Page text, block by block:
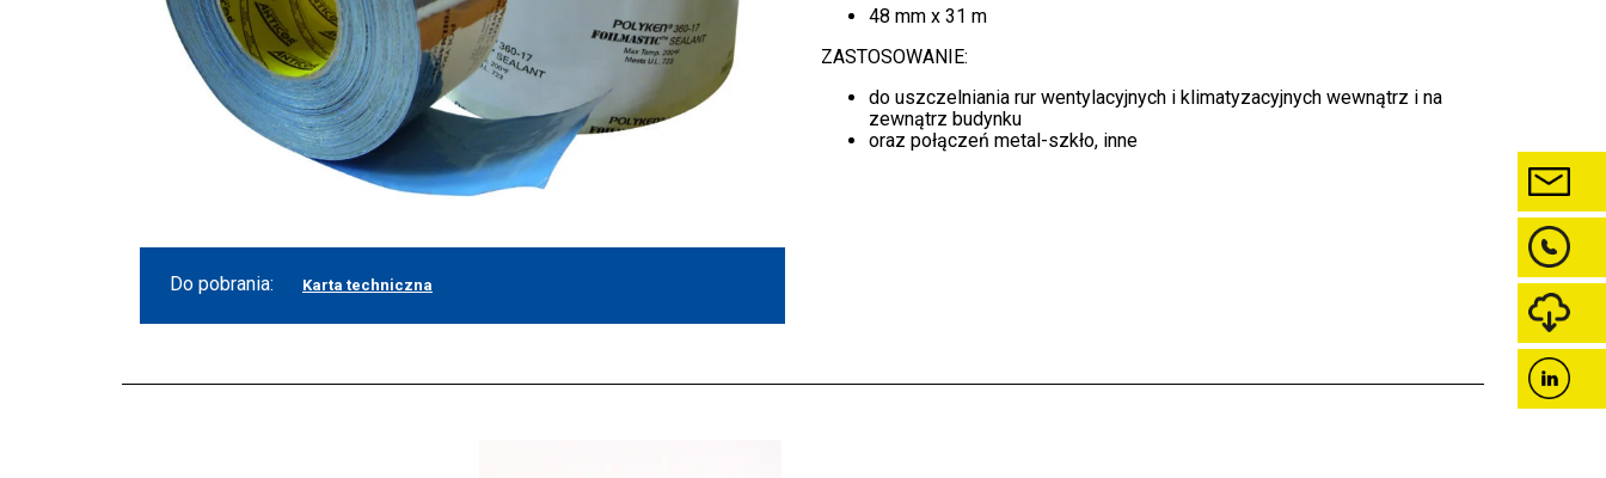
Do pobrania: Karta techniczna
48 mm x 31 m
ZASTOSOWANIE:
do uszczelniania rur wentylacyjnych i klimatyzacyjnych wewnątrz i na
zewnątrz budynku
oraz połączeń metal-szkło, inne